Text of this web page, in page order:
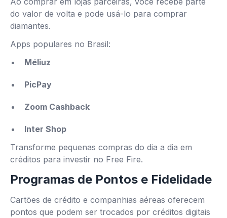
do valor de volta e pode usá-lo para comprar
diamantes.
Apps populares no Brasil:
Méliuz
PicPay
Zoom Cashback
Inter Shop
Transforme pequenas compras do dia a dia em
créditos para investir no Free Fire.
Programas de Pontos e Fidelidade
Cartões de crédito e companhias aéreas oferecem
pontos que podem ser trocados por créditos digitais